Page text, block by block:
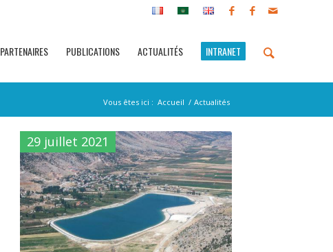
PARTENAIRES PUBLICATIONS ACTUALITÉS INTRANET
Vous êtes ici : Accueil / Actualités
29 juillet 2021